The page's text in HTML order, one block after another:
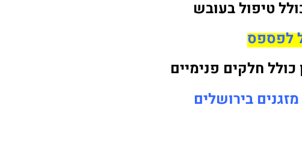
טיפול בעובש
לפספס
כולל חלקים פנימיים
בירושלים